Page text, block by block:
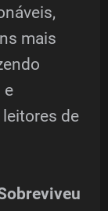
mais
e
de